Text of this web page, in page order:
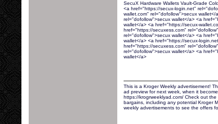
SecuX Hardware Wallets Vault-Grade
<a href="https://secux-login.net"
wallet.com" rel="dofollow">secux
rel="dofollow">secux wallet</a> <a
wallet</a> <a href="https://secux-
href="https://secuxess.com"
rel="dofollow">secux wallet</a> <a
wallet</a> <a href="https://secux-
href="https://secuxess.com"
rel="dofollow">secux wallet</a> <a
wallet</a>
This is a Kroger Weekly advertisement!
ad preview for next week, when it
https://krogrweeklyad.com/ Check out
bargains, including any potential Kroger
weekly advertisements to see the offers